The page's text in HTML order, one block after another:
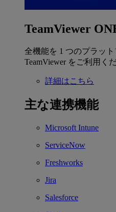
TeamViewer
全機能を 1 つのプラッ
TeamViewer をご利用く
詳細はこちら
主な連携機能
Microsoft Intune
ServiceNow
Freshworks
Jira
Salesforce